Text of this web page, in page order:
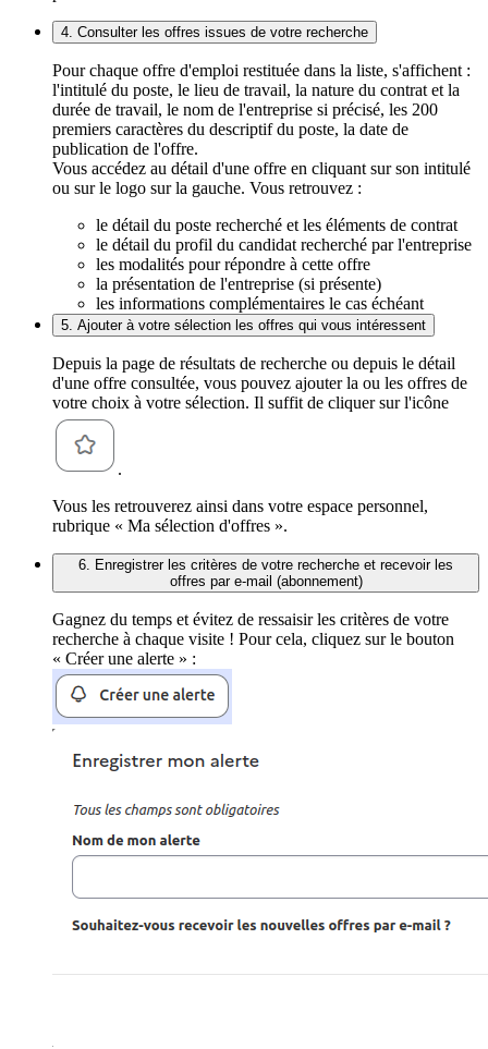
4. Consulter les offres issues de votre recherche
Pour chaque offre d'emploi restituée dans la liste, s'affichent :
l'intitulé du poste, le lieu de travail, la nature du contrat et la
durée de travail, le nom de l'entreprise si précisé, les 200
premiers caractères du descriptif du poste, la date de
publication de l'offre.
Vous accédez au détail d'une offre en cliquant sur son intitulé
ou sur le logo sur la gauche. Vous retrouvez :
le détail du poste recherché et les éléments de contrat
le détail du profil du candidat recherché par l'entreprise
les modalités pour répondre à cette offre
la présentation de l'entreprise (si présente)
les informations complémentaires le cas échéant
5. Ajouter à votre sélection les offres qui vous intéressent
Depuis la page de résultats de recherche ou depuis le détail
d'une offre consultée, vous pouvez ajouter la ou les offres de
votre choix à votre sélection. Il suffit de cliquer sur l'icône
.
Vous les retrouverez ainsi dans votre espace personnel,
rubrique « Ma sélection d'offres ».
6. Enregistrer les critères de votre recherche et recevoir les
offres par e-mail (abonnement)
Gagnez du temps et évitez de ressaisir les critères de votre
recherche à chaque visite ! Pour cela, cliquez sur le bouton
« Créer une alerte » :